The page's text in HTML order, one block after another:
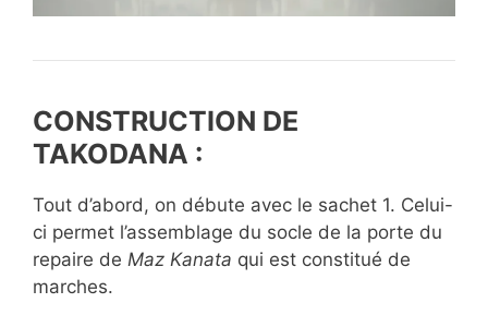
CONSTRUCTION DE
TAKODANA :
Tout d’abord, on débute avec le sachet 1. Celui-
ci permet l’assemblage du socle de la porte du
repaire de Maz Kanata qui est constitué de
marches.